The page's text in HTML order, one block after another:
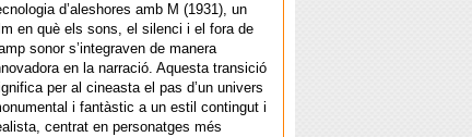
d’aleshores amb M (1931), un
en què els sons, el silenci i el fora de
sonor s’integraven de manera
en la narració. Aquesta transició
per al cineasta el pas d’un univers
i fantàstic a un estil contingut i
centrat en personatges més